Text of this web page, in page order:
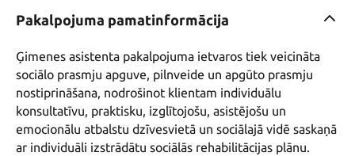
Pakalpojuma pamatinformācija
Ģimenes asistenta pakalpojuma ietvaros tiek veicināta
sociālo prasmju apguve, pilnveide un apgūto prasmju
nostiprināšana, nodrošinot klientam individuālu
konsultatīvu, praktisku, izglītojošu, asistējošu un
emocionālu atbalstu dzīvesvietā un sociālajā vidē saskaņā
ar individuāli izstrādātu sociālās rehabilitācijas plānu.